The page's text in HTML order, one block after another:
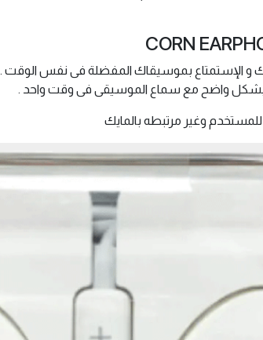
و الإستمتاع بموسيقاك المفضلة فى نفس الوقت
واضح مع سماع الموسيقى فى وقت واحد .
وغير مرتبطه بالمايك